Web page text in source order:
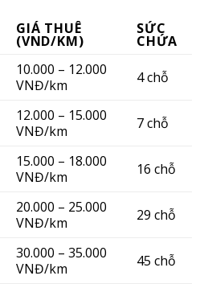
GIÁ THUÊ
(VND/KM)
SỨC
CHỨA
10.000 – 12.000
VNĐ/km
4 chỗ
12.000 – 15.000
VNĐ/km
7 chỗ
15.000 – 18.000
VNĐ/km
16 chỗ
20.000 – 25.000
VNĐ/km
29 chỗ
30.000 – 35.000
VNĐ/km
45 chỗ